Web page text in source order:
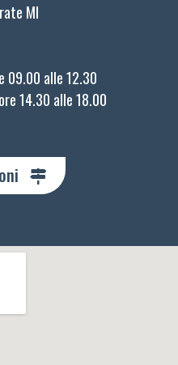
MI
09.00 alle 12.30
14.30 alle 18.00